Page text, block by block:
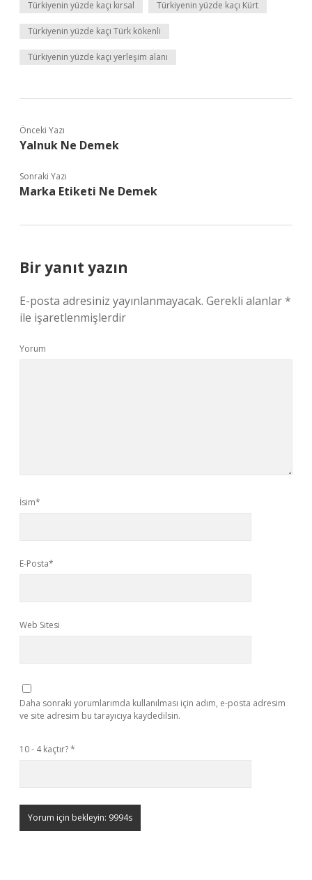
Türkiyenin yüzde kaçı kırsal Türkiyenin yüzde kaçı Kürt
Türkiyenin yüzde kaçı Türk kökenli
Türkiyenin yüzde kaçı yerleşim alanı
Önceki Yazı
Yalnuk Ne Demek
Sonraki Yazı
Marka Etiketi Ne Demek
Bir yanıt yazın
E-posta adresiniz yayınlanmayacak. Gerekli alanlar*
ile işaretlenmişlerdir
Yorum
İsim*
E-Posta*
Web Sitesi
Daha sonraki yorumlarımda kullanılması için adım, e-posta adresim
ve site adresim bu tarayıcıya kaydedilsin.
10 - 4 kaçtır?*